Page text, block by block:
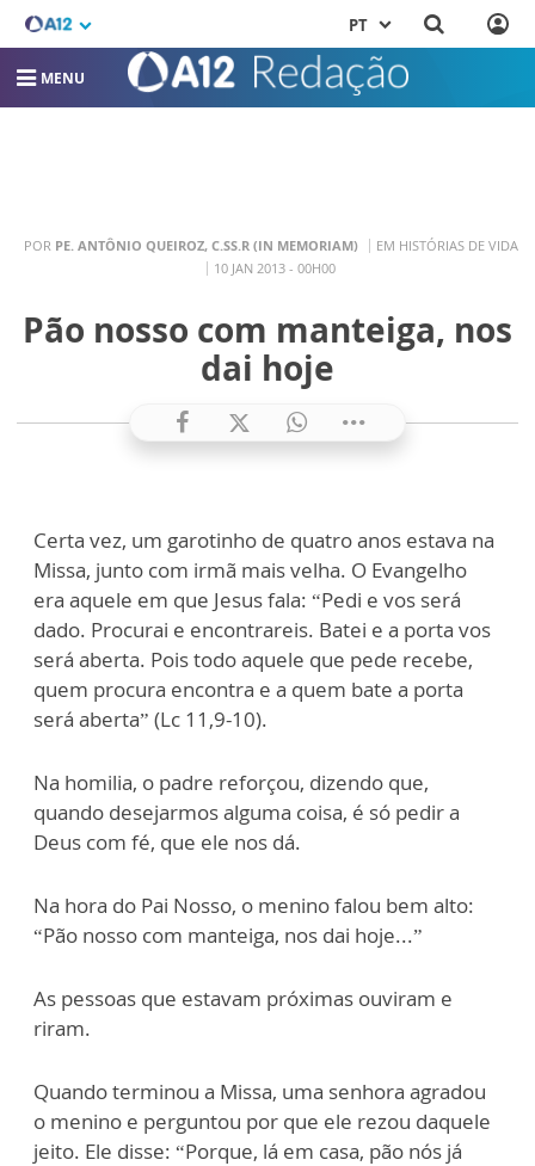
PT
MENU
POR PE. ANTÔNIO QUEIROZ, C.SS.R (IN MEMORIAM)
EM HISTÓRIAS DE VIDA
10 JAN 2013 - 00H00
Pão nosso com manteiga, nos
dai hoje
Certa vez, um garotinho de quatro anos estava na
Missa, junto com irmã mais velha. O Evangelho
era aquele em que Jesus fala: “Pedi e vos será
dado. Procurai e encontrareis. Batei e a porta vos
será aberta. Pois todo aquele que pede recebe,
quem procura encontra e a quem bate a porta
será aberta” (Lc 11,9-10).
Na homilia, o padre reforçou, dizendo que,
quando desejarmos alguma coisa, é só pedir a
Deus com fé, que ele nos dá.
Na hora do Pai Nosso, o menino falou bem alto:
“Pão nosso com manteiga, nos dai hoje...”
As pessoas que estavam próximas ouviram e
riram.
Quando terminou a Missa, uma senhora agradou
o menino e perguntou por que ele rezou daquele
jeito. Ele disse: “Porque, lá em casa, pão nós já